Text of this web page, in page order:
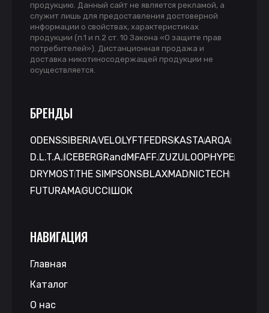
продукцию. Данный сайт не является рекламой, а
служит лишь для предоставления достоверной
информации о свойствах, характеристиках
продукции (п.1 и п.2 ст. 10 Закона «О защите прав
потребителей»). Дистанционная продажа и
доставка никотиносодержащей продукции не
осуществляется.
БРЕНДЫ
ODENSSIBERIAVELO LYFT FEDRS KASTAARQA
D.L.T.A. ICEBERG RandM FAFF.ZUZU LOOPHYPE
DRYMOSTTHE SIMPSONS BLAXMAD NICTECH
FUTURAMAGUCCI ШОК
НАВИГАЦИЯ
Главная
Каталог
О нас